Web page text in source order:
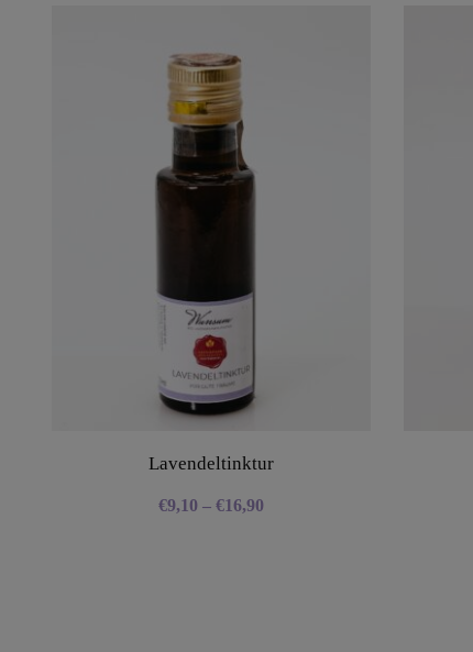
Lavendeltinktur
€9,10 – €16,90